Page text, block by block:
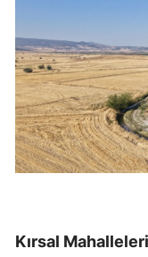
Kırsal